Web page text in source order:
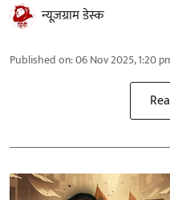
न्यूज़ग्राम डेस्क
Published on:06 Nov 2025, 1:20